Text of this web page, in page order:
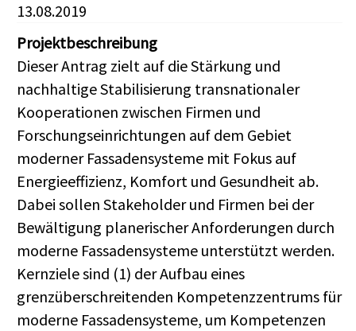
13.08.2019
Projektbeschreibung
Dieser Antrag zielt auf die Stärkung und
nachhaltige Stabilisierung transnationaler
Kooperationen zwischen Firmen und
Forschungseinrichtungen auf dem Gebiet
moderner Fassadensysteme mit Fokus auf
Energieeffizienz, Komfort und Gesundheit ab.
Dabei sollen Stakeholder und Firmen bei der
Bewältigung planerischer Anforderungen durch
moderne Fassadensysteme unterstützt werden.
Kernziele sind (1) der Aufbau eines
grenzüberschreitenden Kompetenzzentrums für
moderne Fassadensysteme, um Kompetenzen